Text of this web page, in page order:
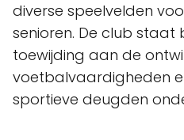
diverse speelvelden
senioren. De club staat
toewijding aan de
voetbalvaardigheden
sportieve deugden